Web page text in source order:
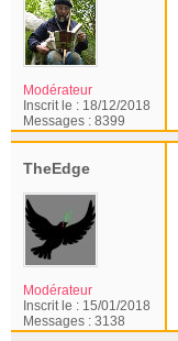
Modérateur
Inscrit le : 18/12/2018
Messages : 8399
TheEdge
Modérateur
Inscrit le : 15/01/2018
Messages : 3138